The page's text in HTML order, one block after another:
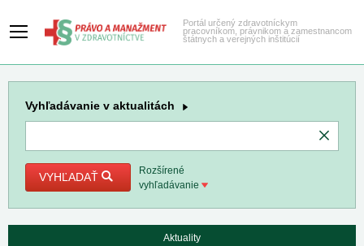
Portál určený zdravotníckym
pracovníkom, právnikom a zamestnancom
štátnych a verejných inštitúcií
Vyhľadávanie v aktualitách
VYHĽADAŤ
Rozšírené
vyhľadávanie
Aktuality